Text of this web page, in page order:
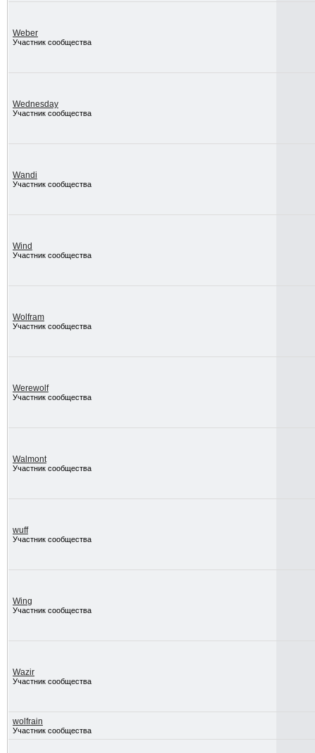
Weber
Участник сообщества
Wednesday
Участник сообщества
Wandi
Участник сообщества
Wind
Участник сообщества
Wolfram
Участник сообщества
Werewolf
Участник сообщества
Walmont
Участник сообщества
wuff
Участник сообщества
Wing
Участник сообщества
Wazir
Участник сообщества
wolfrain
Участник сообщества